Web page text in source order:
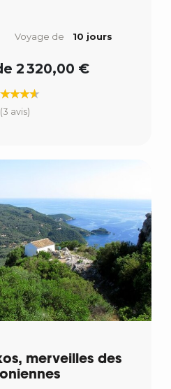
Voyage de 10 jours
2 320,00 €
(3 avis)
merveilles des